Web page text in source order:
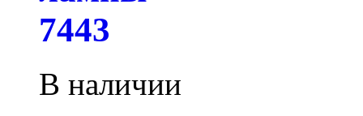
7443
В наличии